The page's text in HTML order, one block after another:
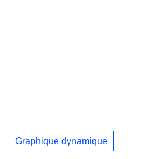
Graphique dynamique